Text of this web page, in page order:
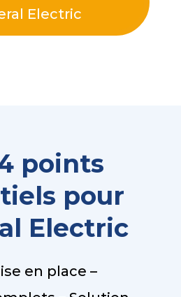
Electric
points
pour
Electric
en place –